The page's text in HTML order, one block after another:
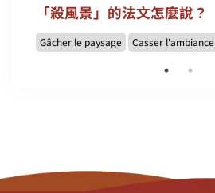
「殺風景」的法文怎麼說？
Gâcher le paysage Casser l'ambiance